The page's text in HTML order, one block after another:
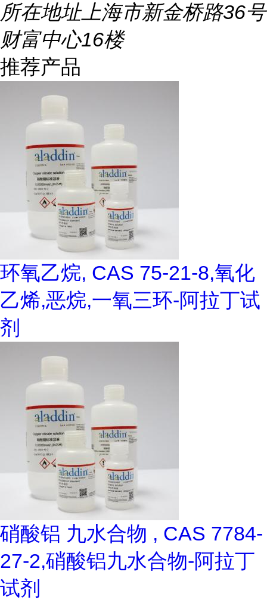
所在地址上海市新金桥路36号
财富中心16楼
推荐产品
环氧乙烷, CAS 75-21-8,氧化
乙烯,恶烷,一氧三环-阿拉丁试
剂
硝酸铝 九水合物 , CAS 7784-
27-2,硝酸铝九水合物-阿拉丁
试剂